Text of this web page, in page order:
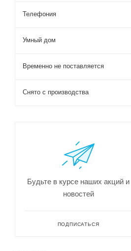
Телефония
Умный дом
Временно не поставляется
Снято с производства
Будьте в курсе наших акций и
новостей
ПОДПИСАТЬСЯ